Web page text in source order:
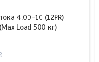
4.00-10 (12PR)
Load 500 кг)